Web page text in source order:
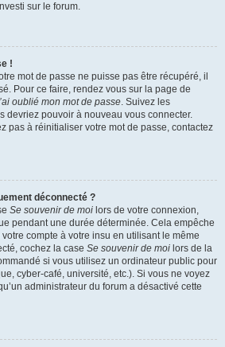
sur le forum.
!
mot de passe ne puisse pas être récupéré, il
Pour ce faire, rendez vous sur la page de
oublié mon mot de passe. Suivez les
devriez pouvoir à nouveau vous connecter.
pas à réinitialiser votre mot de passe, contactez
déconnecté ?
Se souvenir de moi lors de votre connexion,
pendant une durée déterminée. Cela empêche
compte à votre insu en utilisant le même
cochez la case Se souvenir de moi lors de la
si vous utilisez un ordinateur public pour
cyber-café, université, etc.). Si vous ne voyez
administrateur du forum a désactivé cette